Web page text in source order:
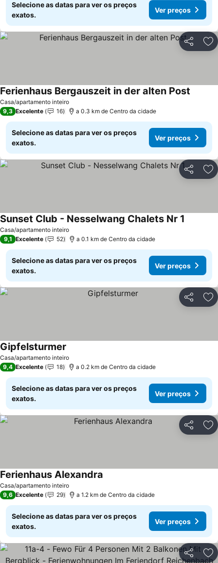
Selecione as datas para ver os preços
exatos.
Ver preços
Partilhar
Casa/apartamento inteiro
Ferienhaus Bergauszeit in der alten Post
9,3 Excelente 16 a 0.3 km de Centro da cidade
Selecione as datas para ver os preços
exatos.
Ver preços
Partilhar
Casa/apartamento inteiro
Sunset Club - Nesselwang Chalets Nr 1
9,1 Excelente 52 a 0.1 km de Centro da cidade
Selecione as datas para ver os preços
exatos.
Ver preços
Partilhar
Casa/apartamento inteiro
Gipfelsturmer
9,4 Excelente 18 a 0.2 km de Centro da cidade
Selecione as datas para ver os preços
exatos.
Ver preços
Partilhar
Casa/apartamento inteiro
Ferienhaus Alexandra
9,6 Excelente 29 a 1.2 km de Centro da cidade
Selecione as datas para ver os preços
exatos.
Ver preços
Partilhar